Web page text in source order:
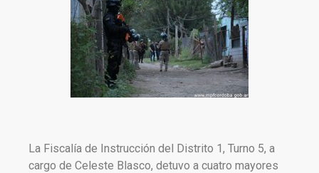
La Fiscalía de Instrucción del Distrito 1, Turno 5, a
cargo de Celeste Blasco, detuvo a cuatro mayores